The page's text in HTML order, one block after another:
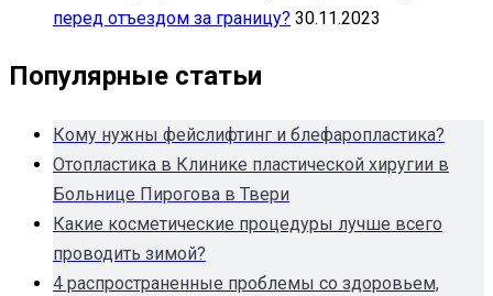
перед отъездом за границу? 30.11.2023
Популярные статьи
Кому нужны фейслифтинг и блефаропластика?
Отопластика в Клинике пластической хиругии в
Больнице Пирогова в Твери
Какие косметические процедуры лучше всего
проводить зимой?
4 распространенные проблемы со здоровьем,